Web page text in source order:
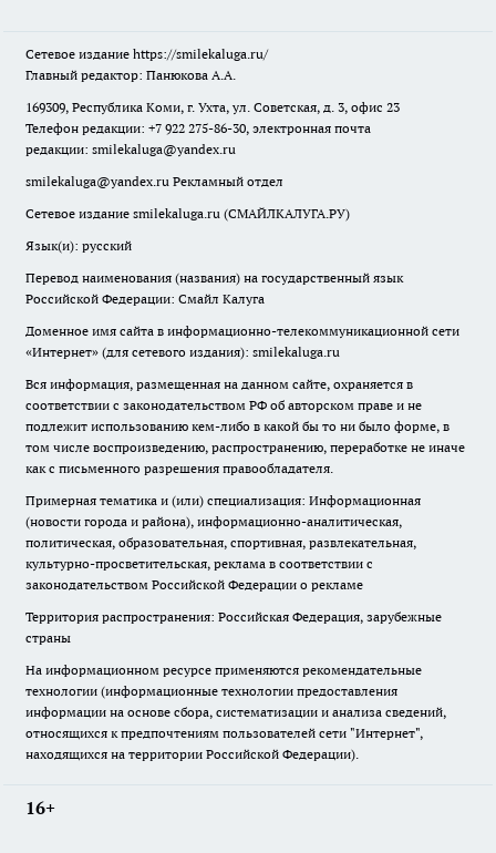
Сетевое издание https://smilekaluga.ru/
Главный редактор: Панюкова А.А.
169309, Республика Коми, г. Ухта, ул. Советская, д. 3, офис 23
Телефон редакции: +7 922 275-86-30, электронная почта
редакции: smilekaluga@yandex.ru
smilekaluga@yandex.ru Рекламный отдел
Сетевое издание smilekaluga.ru (СМАЙЛКАЛУГА.РУ)
Язык(и): русский
Перевод наименования (названия) на государственный язык
Российской Федерации: Смайл Калуга
Доменное имя сайта в информационно-телекоммуникационной сети
«Интернет» (для сетевого издания): smilekaluga.ru
Вся информация, размещенная на данном сайте, охраняется в
соответствии с законодательством РФ об авторском праве и не
подлежит использованию кем-либо в какой бы то ни было форме, в
том числе воспроизведению, распространению, переработке не иначе
как с письменного разрешения правообладателя.
Примерная тематика и (или) специализация: Информационная
(новости города и района), информационно-аналитическая,
политическая, образовательная, спортивная, развлекательная,
культурно-просветительская, реклама в соответствии с
законодательством Российской Федерации о рекламе
Территория распространения: Российская Федерация, зарубежные
страны
На информационном ресурсе применяются рекомендательные
технологии (информационные технологии предоставления
информации на основе сбора, систематизации и анализа сведений,
относящихся к предпочтениям пользователей сети "Интернет",
находящихся на территории Российской Федерации).
16+